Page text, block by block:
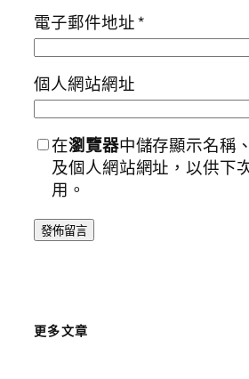
電子郵件地址*
個人網站網址
在瀏覽器中儲存顯示名稱
及個人網站網址，以供下
用。
更多文章